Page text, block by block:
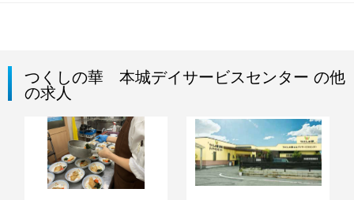
つくしの華 本城デイサービスセンター の他
の求人